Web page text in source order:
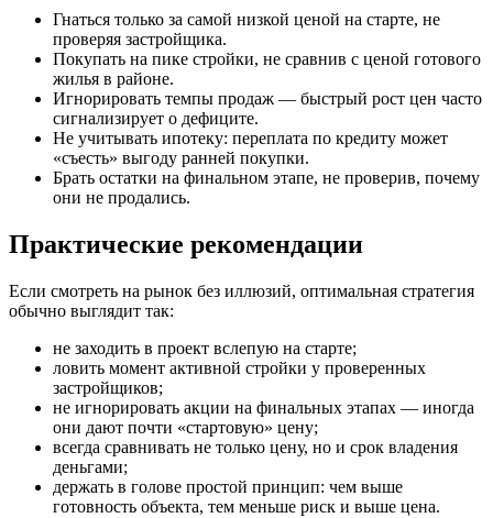
Гнаться только за самой низкой ценой на старте, не
проверяя застройщика.
Покупать на пике стройки, не сравнив с ценой готового
жилья в районе.
Игнорировать темпы продаж — быстрый рост цен часто
сигнализирует о дефиците.
Не учитывать ипотеку: переплата по кредиту может
«съесть» выгоду ранней покупки.
Брать остатки на финальном этапе, не проверив, почему
они не продались.
Практические рекомендации
Если смотреть на рынок без иллюзий, оптимальная стратегия
обычно выглядит так:
не заходить в проект вслепую на старте;
ловить момент активной стройки у проверенных
застройщиков;
не игнорировать акции на финальных этапах — иногда
они дают почти «стартовую» цену;
всегда сравнивать не только цену, но и срок владения
деньгами;
держать в голове простой принцип: чем выше
готовность объекта, тем меньше риск и выше цена.